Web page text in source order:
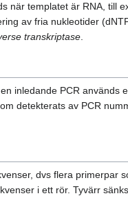
när templatet är RNA, till
av fria nukleotider
transkriptase.
inledande PCR
detekterats av PCR
dvs flera
i ett rör. Tyvärr